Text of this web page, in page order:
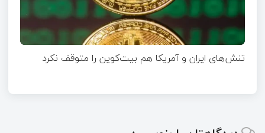
تنش‌های ایران و آمریکا هم بیت‌کوین را متوقف نکرد